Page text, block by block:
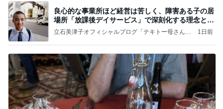
良心的な事業所ほど経営は苦しく、障害ある子の居
場所「放課後デイサービス」で深刻化する理念と現
実の
立石美津子オフィシャルブログ「テキトー母さんの
1日前